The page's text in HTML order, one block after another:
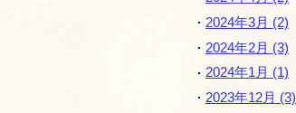
2024年3月 (2)
2024年2月 (3)
2024年1月 (1)
2023年12月 (3)